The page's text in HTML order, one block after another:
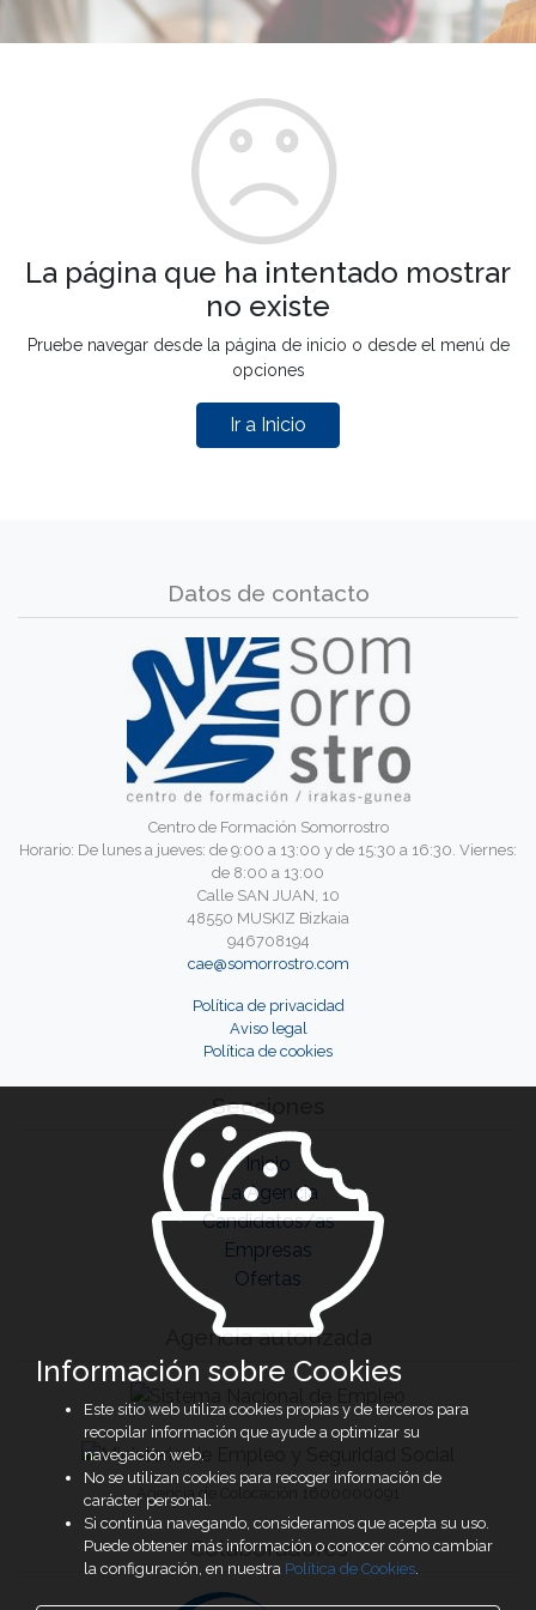
La página que ha intentado mostrar
no existe
Pruebe navegar desde la página de inicio o desde el menú de
opciones
Ir a Inicio
Datos de contacto
Centro de Formación Somorrostro
Horario: De lunes a jueves: de 9:00 a 13:00 y de 15:30 a 16:30. Viernes:
de 8:00 a 13:00
Calle SAN JUAN, 10
48550 MUSKIZ Bizkaia
946708194
cae@somorrostro.com
Política de privacidad
Aviso legal
Política de cookies
Secciones
Inicio
La Agencia
Candidatos/as
Empresas
Ofertas
Agencia autorizada
Agencia de Colocación 1600000091
Colaboradores
Información sobre Cookies
Este sitio web utiliza cookies propias y de terceros para
recopilar información que ayude a optimizar su
navegación web.
No se utilizan cookies para recoger información de
carácter personal.
Si continúa navegando, consideramos que acepta su uso.
Puede obtener más información o conocer cómo cambiar
la configuración, en nuestra Política de Cookies.